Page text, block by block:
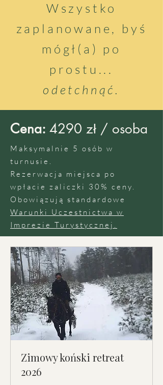
Wszystko
zaplanowane, byś
mógł(a) po
prostu...
odetchnąć.
Cena: 4290 zł / osoba
Maksymalnie 5 osób w
turnusie.
Rezerwacja miejsca po
wpłacie zaliczki 30% ceny.
Obowiązują standardowe
Warunki Uczestnictwa w
Imprezie Turystycznej.
Zimowy koński retreat
2026